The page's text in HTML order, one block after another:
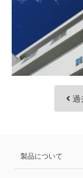
過
製品について